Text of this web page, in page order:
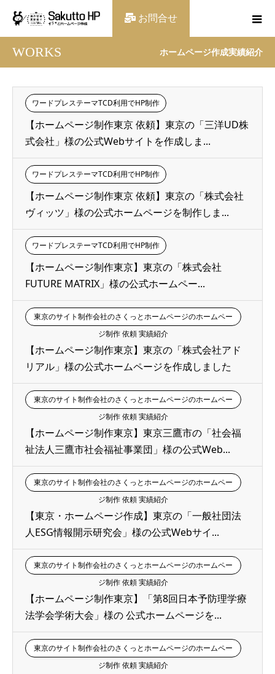
お問合せ
WORKS ホームページ作成実績紹介
ワードプレステーマTCD利用でHP制作
【ホームページ制作東京 依頼】東京の「三洋UD株
式会社」様の公式Webサイトを作成しま...
ワードプレステーマTCD利用でHP制作
【ホームページ制作東京 依頼】東京の「株式会社
ヴィッツ」様の公式ホームページを制作しま...
ワードプレステーマTCD利用でHP制作
【ホームページ制作東京】東京の「株式会社
FUTURE MATRIX」様の公式ホームペー...
東京のサイト制作会社のさくっとホームページのホームペー
ジ制作 依頼 実績紹介
【ホームページ制作東京】東京の「株式会社アド
リアル」様の公式ホームページを作成しました
東京のサイト制作会社のさくっとホームページのホームペー
ジ制作 依頼 実績紹介
【ホームページ制作東京】東京三鷹市の「社会福
祉法人三鷹市社会福祉事業団」様の公式Web...
東京のサイト制作会社のさくっとホームページのホームペー
ジ制作 依頼 実績紹介
【東京・ホームページ作成】東京の「一般社団法
人ESG情報開示研究会」様の公式Webサイ...
東京のサイト制作会社のさくっとホームページのホームペー
ジ制作 依頼 実績紹介
【ホームページ制作東京】「第8回日本予防理学療
法学会学術大会」様の 公式ホームページを...
東京のサイト制作会社のさくっとホームページのホームペー
ジ制作 依頼 実績紹介